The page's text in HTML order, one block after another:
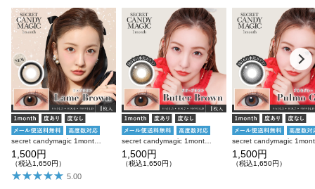
secret candymagic 1month ラメブラウン 度あり 度なし 1枚入り×2箱 計2枚 シークレットキャンディーマジック カラコン
1,500円
（税込1,650円）
5.00
secret candymagic 1month バターブラウン 度あり 度なし 1枚入り×2箱 計2枚 シークレットキャンディーマジック カラコン
1,500円
（税込1,650円）
1,500円
（税込1,650円）